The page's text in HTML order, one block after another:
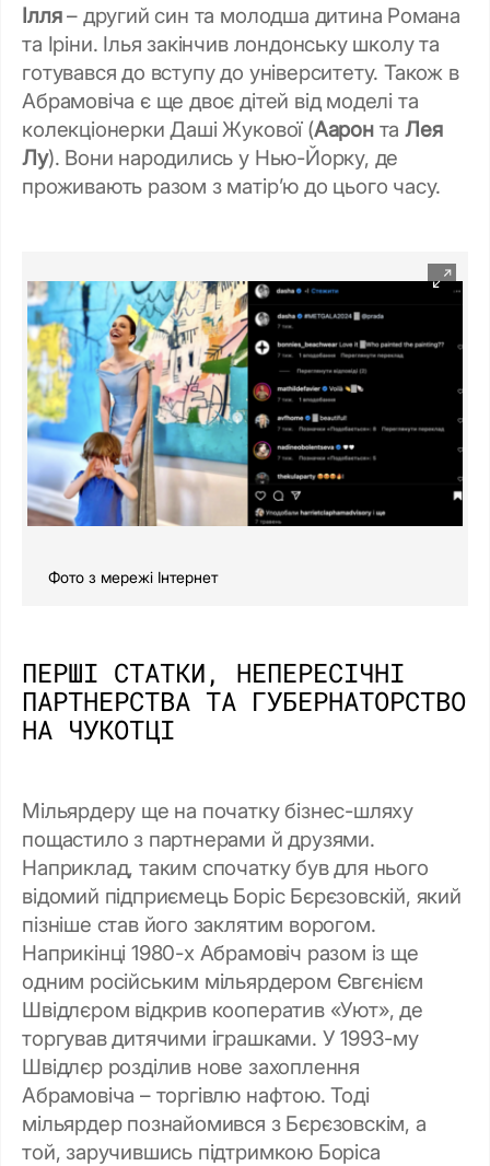
Ілля– другий син та молодша дитина Романа
та Іріни. Ілья закінчив лондонську школу та
готувався до вступу до університету. Також в
Абрамовіча є ще двоє дітей від моделі та
колекціонерки Даші Жукової (Аарон та Лея
Лу). Вони народились у Нью-Йорку, де
проживають разом з матірʼю до цього часу.
Фото з мережі Інтернет
ПЕРШІ СТАТКИ, НЕПЕРЕСІЧНІ
ПАРТНЕРСТВА ТА ГУБЕРНАТОРСТВО
НА ЧУКОТЦІ
Мільярдеру ще на початку бізнес-шляху
пощастило з партнерами й друзями.
Наприклад, таким спочатку був для нього
відомий підприємець Боріс Бєрєзовскій, який
пізніше став його заклятим ворогом.
Наприкінці 1980-х Абрамовіч разом із ще
одним російським мільярдером Євгєнієм
Швідлєром відкрив кооператив «Уют», де
торгував дитячими іграшками. У 1993-му
Швідлєр розділив нове захоплення
Абрамовіча – торгівлю нафтою. Тоді
мільярдер познайомився з Бєрєзовскім, а
той, заручившись підтримкою Боріса